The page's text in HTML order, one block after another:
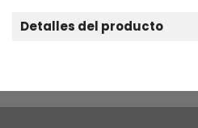
Detalles del producto